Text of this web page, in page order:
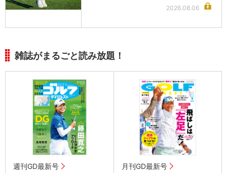
2026.08.06
雑誌がまるごと読み放題！
週刊GD最新号 月刊GD最新号